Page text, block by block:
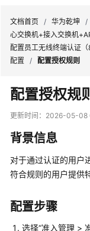
安
云
服
务
云
理
网
文档首页 / 华为乾坤 /
心交换机+接入交换机
配置员工无线终端认证（
配置
/ 配置授权规则
配置授权规
更新时间： 2026-05-08
背景信息
对于通过认证的用户
符合规则的用户提供
配置步骤
选择“准入管理 >